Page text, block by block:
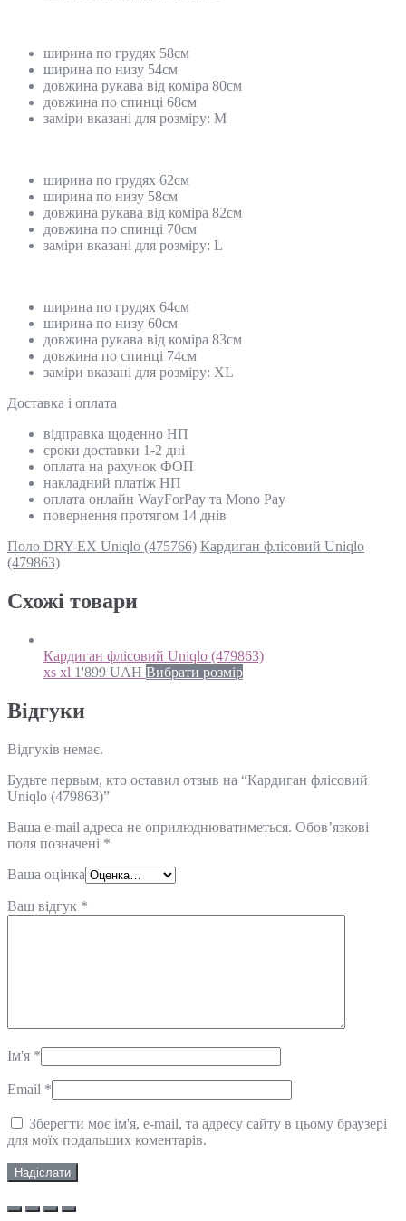
ширина по грудях 58см
ширина по низу 54см
довжина рукава від коміра 80см
довжина по спинці 68см
заміри вказані для розміру: М
ширина по грудях 62см
ширина по низу 58см
довжина рукава від коміра 82см
довжина по спинці 70см
заміри вказані для розміру: L
ширина по грудях 64см
ширина по низу 60см
довжина рукава від коміра 83см
довжина по спинці 74см
заміри вказані для розміру: XL
Доставка і оплата
відправка щоденно НП
сроки доставки 1-2 дні
оплата на рахунок ФОП
накладний платіж НП
оплата онлайн WayForPay та Mono Pay
повернення протягом 14 днів
Поло DRY-EX Uniqlo (475766) Кардиган флісовий Uniqlo
(479863)
Схожi товари
Кардиган флісовий Uniqlo (479863)
xs xl 1'899 UAH Вибрати розмір
Відгуки
Відгуків немає.
Будьте первым, кто оставил отзыв на “Кардиган флісовий
Uniqlo (479863)”
Ваша e-mail адреса не оприлюднюватиметься. Обов’язкові
поля позначені *
Ваша оцінка
Ваш відгук *
Ім'я *
Email *
Зберегти моє ім'я, e-mail, та адресу сайту в цьому браузері
для моїх подальших коментарів.